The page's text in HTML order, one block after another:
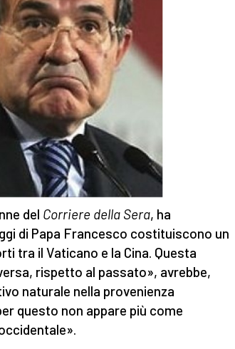
del Corriere della Sera, ha
di Papa Francesco costituiscono un
tra il Vaticano e la Cina. Questa
rispetto al passato», avrebbe,
naturale nella provenienza
questo non appare più come